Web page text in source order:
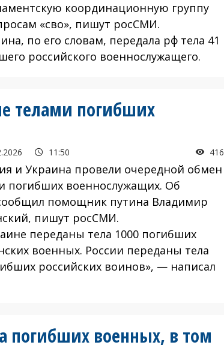
координационную группу
«сво», пишут росСМИ.
по его словам, передала рф тела 41
российского военнослужащего.
телами погибших
11:50 416
и Украина провели очередной обмен
погибших военнослужащих. Об
помощник путина Владимир
пишут росСМИ.
переданы тела 1000 погибших
военных. России переданы тела
российских воинов», — написал
погибших военных, в том